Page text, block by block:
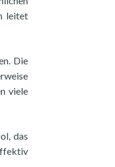
leitet
Die
viele
das